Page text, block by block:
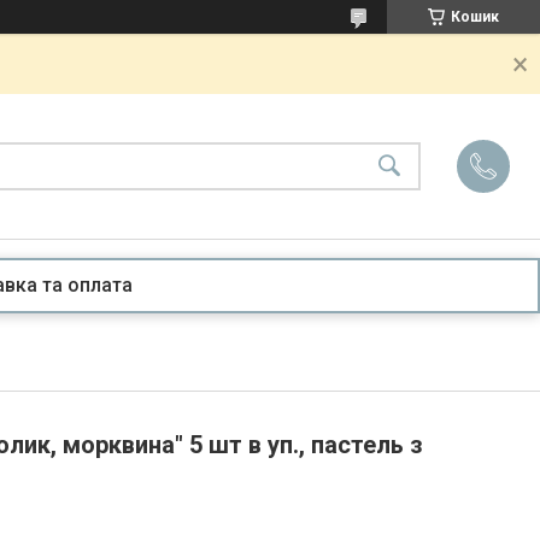
Кошик
та оплата
морквина" 5 шт в уп., пастель з